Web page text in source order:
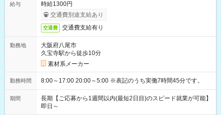
給与
時給1300円
交通費別途支給あり
交通費 交通費支給有り
勤務地
大阪府八尾市
久宝寺駅から徒歩10分
素材系メーカー
勤務時間 8:00～17:00 20:00～5:00 ※表記のうち実働7時間45分です。
期間
長期【ご応募から1週間以内(最短2日目)のスピード就業が可能】
即日～